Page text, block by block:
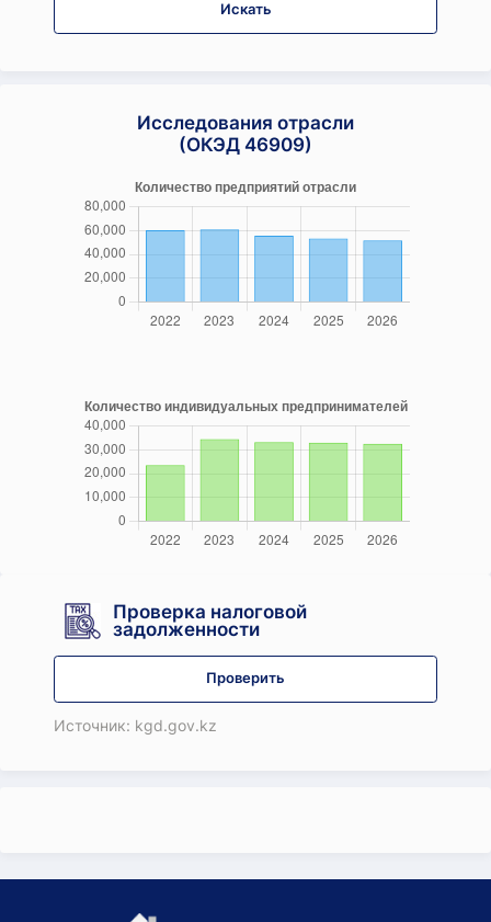
Искать
Исследования отрасли
(ОКЭД 46909)
Проверка налоговой
задолженности
Проверить
Источник: kgd.gov.kz